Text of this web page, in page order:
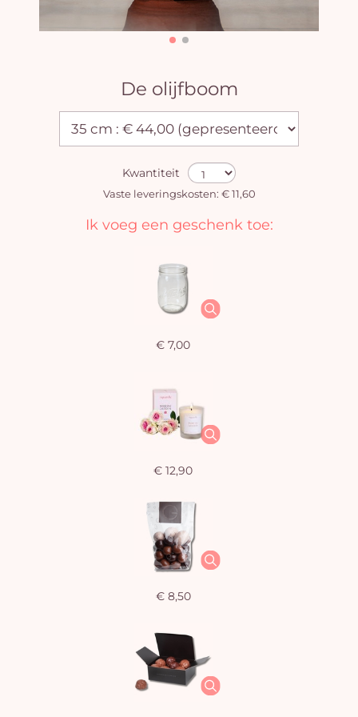
De olijfboom
Kwantiteit
Vaste leveringskosten: € 11,60
Ik voeg een geschenk toe:
€ 7,00
€ 12,90
€ 8,50